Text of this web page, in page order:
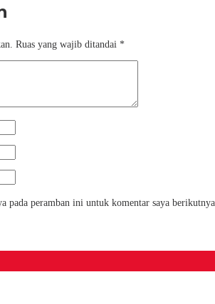
Ruas yang wajib ditandai *
pada peramban ini untuk komentar saya berikutnya.